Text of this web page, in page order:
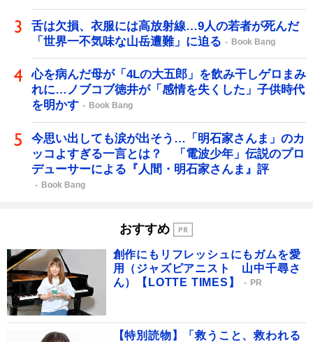
舌は欠損、衣服には高放射線…9人の若者が死んだ
「世界一不気味な山岳遭難」に迫る
Book Bang
心を病んだ母が「4Lの大五郎」を飲み干しゲロまみ
れに…ノブコブ徳井が「感情を失くした」子供時代
を明かす
Book Bang
今思い出しても涙が出そう…「明石家さんま」のカ
ッコよすぎる一言とは？ 「電波少年」伝説のプロ
デューサーによる『人間・明石家さんま』評
Book Bang
おすすめ
創作にもリフレッシュにもガムを愛
用（ジャズピアニスト 山中千尋さ
ん）【LOTTE TIMES】
PR
【特別読物】「救うこと、救われる